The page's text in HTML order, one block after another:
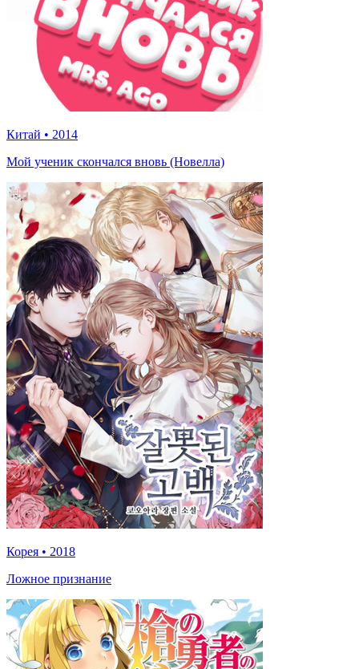
Китай • 2014
Мой ученик скончался вновь (Новелла)
Корея • 2018
Ложное признание